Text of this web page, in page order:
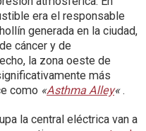
era el responsable
generada en la ciudad,
cáncer y de
la zona oeste de
más
como «Asthma Alley«.
la central eléctrica van a